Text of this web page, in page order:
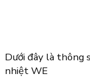
Dưới đây là thông
nhiệt WE